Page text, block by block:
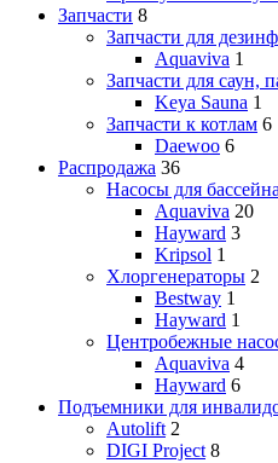
Запчасти 8
Запчасти для
Aquaviva 1
Запчасти для саун,
Keya Sauna 1
Запчасти к котлам 6
Daewoo 6
Распродажа 36
Насосы для бассейна
Aquaviva 20
Hayward 3
Kripsol 1
Хлоргенераторы 2
Bestway 1
Hayward 1
Центробежные
Aquaviva 4
Hayward 6
Подъемники для
Autolift 2
DIGI Project 8